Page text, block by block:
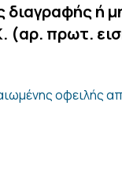
ή
(αρ. πρωτ.
οφειλής